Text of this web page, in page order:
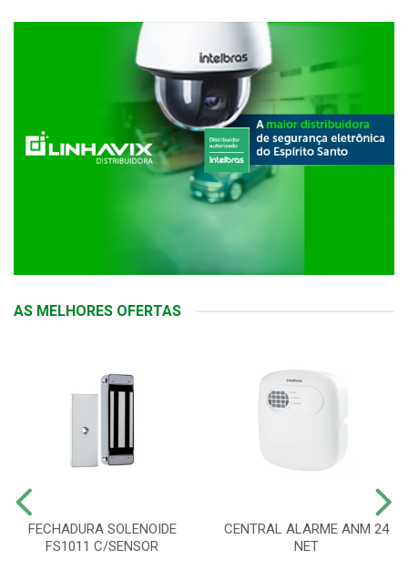
AS MELHORES OFERTAS
FECHADURA SOLENOIDE
FS1011 C/SENSOR
CENTRAL ALARME ANM 24
NET